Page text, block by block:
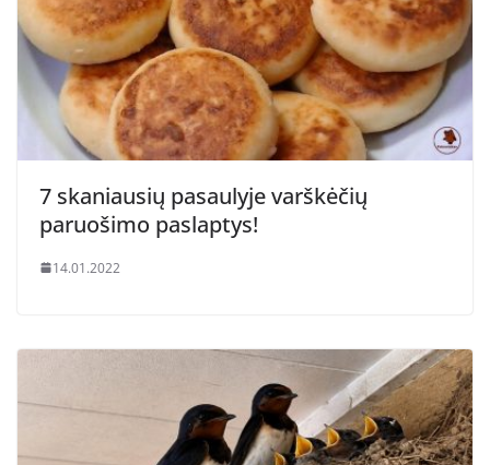
7 skaniausių pasaulyje varškėčių
paruošimo paslaptys!
14.01.2022